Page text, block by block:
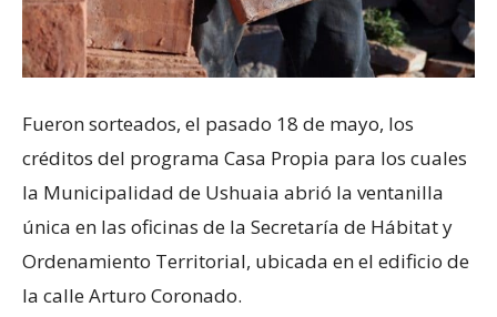
Fueron sorteados, el pasado 18 de mayo, los
créditos del programa Casa Propia para los cuales
la Municipalidad de Ushuaia abrió la ventanilla
única en las oficinas de la Secretaría de Hábitat y
Ordenamiento Territorial, ubicada en el edificio de
la calle Arturo Coronado.